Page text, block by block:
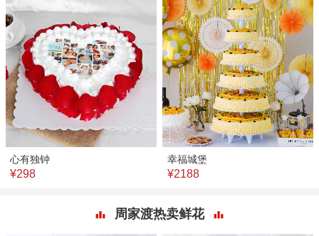
心有独钟
¥298
幸福城堡
¥2188
周家渡热卖鲜花